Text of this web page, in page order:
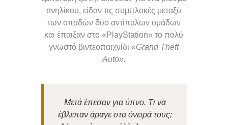
ανηλίκου, είδαν τις συμπλοκές μεταξύ
των οπαδών δύο αντίπαλων ομάδων
και έπαιξαν στο «PlayStation» το πολύ
γνωστό βιντεοπαιχνίδι «Grand Theft
Auto».
Μετά έπεσαν για ύπνο. Τι να
έβλεπαν άραγε στα όνειρά τους;